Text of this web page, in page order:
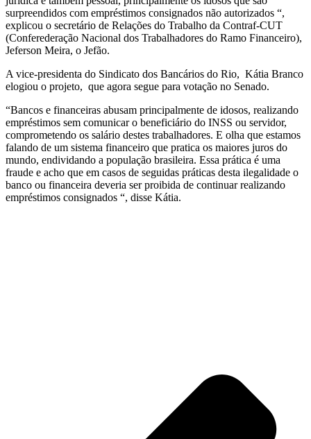
surpreendidos com empréstimos consignados não autorizados “,
explicou o secretário de Relações do Trabalho da Contraf-CUT
(Conferederação Nacional dos Trabalhadores do Ramo Financeiro),
Jeferson Meira, o Jefão.
A vice-presidenta do Sindicato dos Bancários do Rio, Kátia Branco
elogiou o projeto, que agora segue para votação no Senado.
“Bancos e financeiras abusam principalmente de idosos, realizando
empréstimos sem comunicar o beneficiário do INSS ou servidor,
comprometendo os salário destes trabalhadores. E olha que estamos
falando de um sistema financeiro que pratica os maiores juros do
mundo, endividando a população brasileira. Essa prática é uma
fraude e acho que em casos de seguidas práticas desta ilegalidade o
banco ou financeira deveria ser proibida de continuar realizando
empréstimos consignados “, disse Kátia.